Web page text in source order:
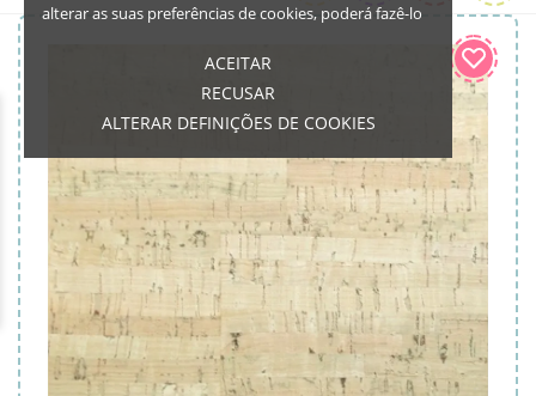
alterar as suas preferências de cookies, poderá fazê-lo
ACEITAR
RECUSAR
ALTERAR DEFINIÇÕES DE COOKIES